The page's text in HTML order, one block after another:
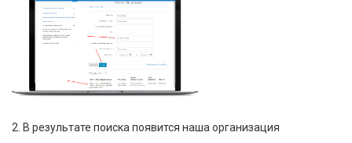
2. В результате поиска появится наша организация